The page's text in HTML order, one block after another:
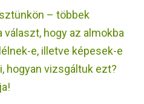
– többek
hogy az almokba
e, illetve képesek-e
hogyan vizsgáltuk ezt?